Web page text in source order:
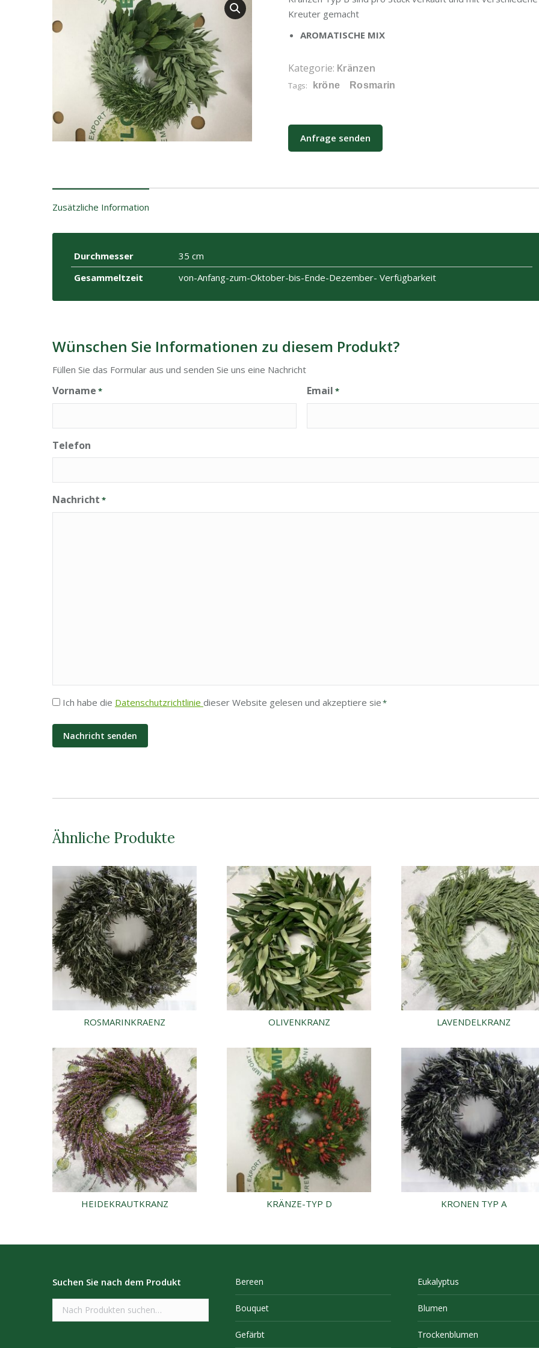
Kreuter gemacht
AROMATISCHE MIX
Kategorie: Kränzen
Tags: kröne Rosmarin
Anfrage senden
Zusätzliche Information
Durchmesser
35 cm
Gesammeltzeit
von-Anfang-zum-Oktober-bis-Ende-Dezember- Verfügbarkeit
Wünschen Sie Informationen zu diesem Produkt?
Füllen Sie das Formular aus und senden Sie uns eine Nachricht
Vorname * Email *
Telefon
Nachricht *
Privatsphäre
Ich habe die Datenschutzrichtlinie dieser Website gelesen und akzeptiere sie*
Ähnliche Produkte
ROSMARINKRAENZ OLIVENKRANZ LAVENDELKRANZ
HEIDEKRAUTKRANZ KRÄNZE-TYP D KRONEN TYP A
Suchen Sie nach dem Produkt Bereen
Bouquet
Gefärbt
Eukalyptus
Blumen
Trockenblumen